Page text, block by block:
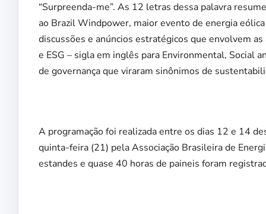
“Surpreenda-me”. As 12 letras dessa palavra
ao Brazil Windpower, maior evento de energia
discussões e anúncios estratégicos que envolvem
e ESG – sigla em inglês para Environmental, Social
de governança que viraram sinônimos de
A programação foi realizada entre os dias 12 e 14
quinta-feira (21) pela Associação Brasileira de
estandes e quase 40 horas de paineis foram